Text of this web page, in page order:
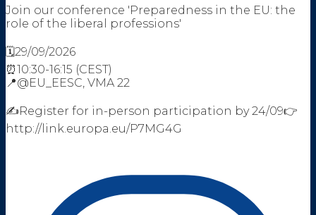
Join our conference 'Preparedness in the EU: the
role of the liberal professions'
🗓️29/09/2026
⏰10:30-16:15 (CEST)
📍@EU_EESC, VMA 22
✍️Register for in-person participation by 24/09👉
http://link.europa.eu/P7MG4G